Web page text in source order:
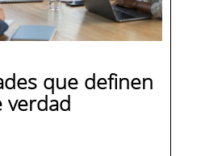
que definen
verdad